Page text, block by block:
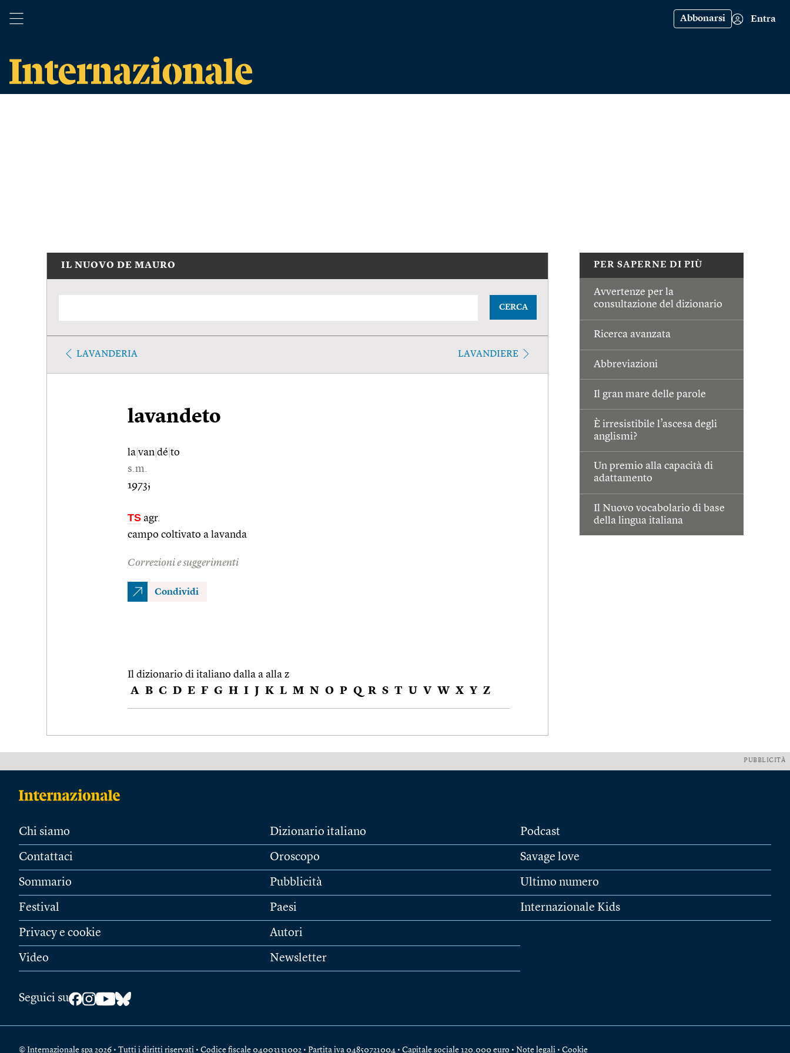
Abbonarsi Entra
PER SAPERNE DI PIÙ
Avvertenze per la
consultazione del dizionario
Ricerca avanzata
Abbreviazioni
Il gran mare delle parole
È irresistibile l’ascesa degli
anglismi?
Un premio alla capacità di
adattamento
Il Nuovo vocabolario di base
della lingua italiana
IL NUOVO DE MAURO
CERCA
LAVANDERIA LAVANDIERE
lavandeto
la van dé to
s.m.
1973;
TS agr.
campo coltivato a lavanda
Correzioni e suggerimenti
Condividi
Il dizionario di italiano dalla a alla z
A B C D E F G H I J K L M N O P Q R S T U V W X Y Z
PUBBLICITÀ
Chi siamo
Contattaci
Sommario
Festival
Privacy e cookie
Video
Dizionario italiano
Oroscopo
Pubblicità
Paesi
Autori
Newsletter
Podcast
Savage love
Ultimo numero
Internazionale Kids
Seguici su
© Internazionale spa 2026 • Tutti i diritti riservati • Codice fiscale 04003131002 • Partita iva 04850721004 • Capitale sociale 120.000 euro • Note legali • Cookie